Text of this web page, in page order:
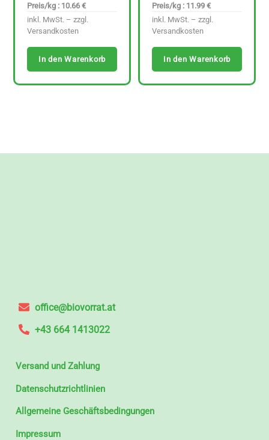
Preis/kg : 10.66 €
inkl. MwSt. – zzgl.
Versandkosten
In den Warenkorb
Preis/kg : 11.99 €
inkl. MwSt. – zzgl.
Versandkosten
In den Warenkorb
office@biovorrat.at
+43 664 1413022
Versand und Zahlung
Datenschutzrichtlinien
Allgemeine Geschäftsbedingungen
Impressum